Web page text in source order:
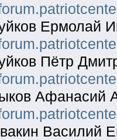
Ермолай
Пётр
Афанасий
Василий